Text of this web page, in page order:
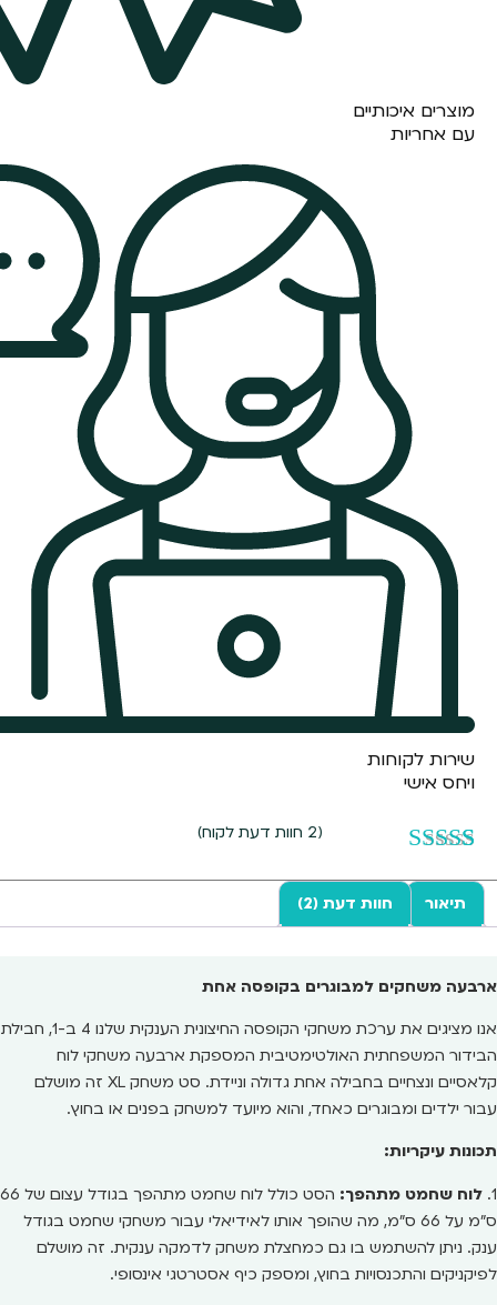
מוצרים איכותיים
עם אחריות
שירות לקוחות
ויחס אישי
מדורגים5.00
מתוך 5
מבוסס על
2
(
2 חוות דעת לקוח)
תיאור חוות דעת (2)
ארבעה משחקים למבוגרים בקופסה אחת
אנו מציגים את ערכת משחקי הקופסה החיצונית הענקית שלנו 4 ב-1, חבילת
הבידור המשפחתית האולטימטיבית המספקת ארבעה משחקי לוח
קלאסיים ונצחיים בחבילה אחת גדולה וניידת. סט משחק XL זה מושלם
עבור ילדים ומבוגרים כאחד, והוא מיועד למשחק בפנים או בחוץ.
תכונות עיקריות:
1. לוח שחמט מתהפך:
הסט כולל לוח שחמט מתהפך בגודל עצום של 66
ס"מ על 66 ס"מ, מה שהופך אותו לאידיאלי עבור משחקי שחמט בגודל
ענק. ניתן להשתמש בו גם כמחצלת משחק לדמקה ענקית. זה מושלם
לפיקניקים והתכנסויות בחוץ, ומספק כיף אסטרטגי אינסופי.